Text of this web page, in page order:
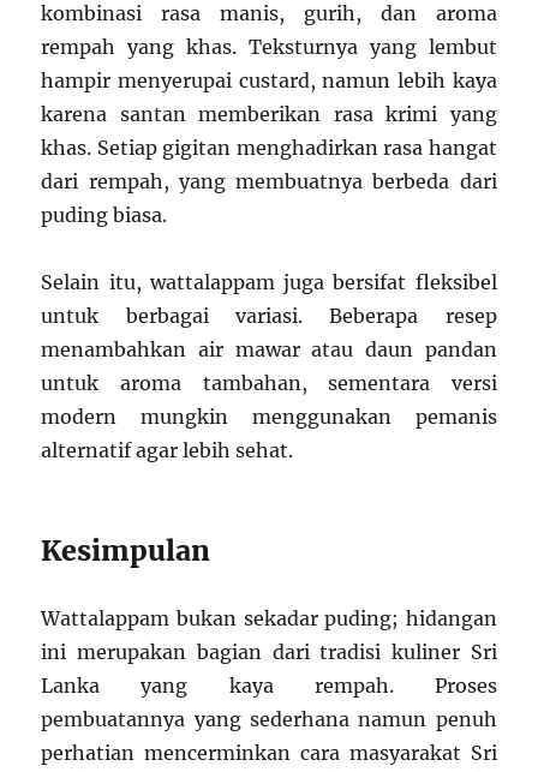
kombinasi rasa manis, gurih, dan aroma
rempah yang khas. Teksturnya yang lembut
hampir menyerupai custard, namun lebih kaya
karena santan memberikan rasa krimi yang
khas. Setiap gigitan menghadirkan rasa hangat
dari rempah, yang membuatnya berbeda dari
puding biasa.
Selain itu, wattalappam juga bersifat fleksibel
untuk berbagai variasi. Beberapa resep
menambahkan air mawar atau daun pandan
untuk aroma tambahan, sementara versi
modern mungkin menggunakan pemanis
alternatif agar lebih sehat.
Kesimpulan
Wattalappam bukan sekadar puding; hidangan
ini merupakan bagian dari tradisi kuliner Sri
Lanka yang kaya rempah. Proses
pembuatannya yang sederhana namun penuh
perhatian mencerminkan cara masyarakat Sri